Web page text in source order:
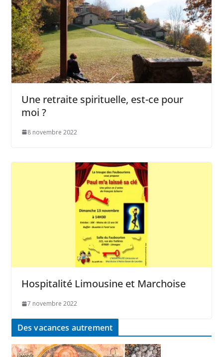
Une retraite spirituelle, est-ce pour
moi ?
8 novembre 2022
Hospitalité Limousine et Marchoise
7 novembre 2022
Des vacances autrement